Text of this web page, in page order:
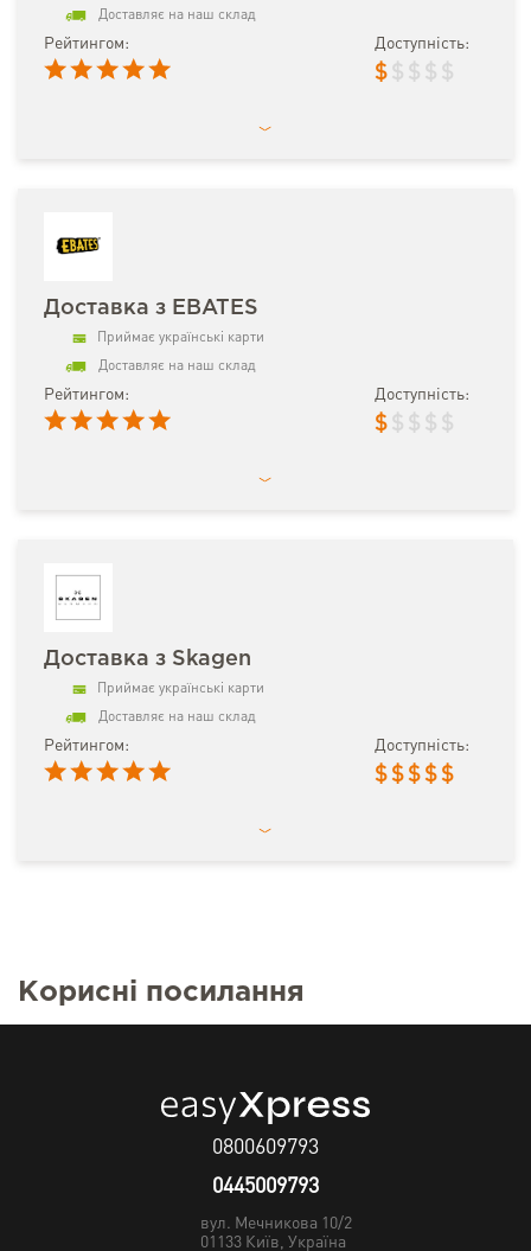
Доставляє на наш склад
Рейтингом: Доступність:
$ $ $ $ $
Доставка з EBATES
Приймає українські карти
Доставляє на наш склад
Рейтингом: Доступність:
$ $ $ $ $
Доставка з Skagen
Приймає українські карти
Доставляє на наш склад
Рейтингом: Доступність:
$ $ $ $ $
Корисні посилання
0800609793
0445009793
вул. Мечникова 10/2
01133 Київ, Україна